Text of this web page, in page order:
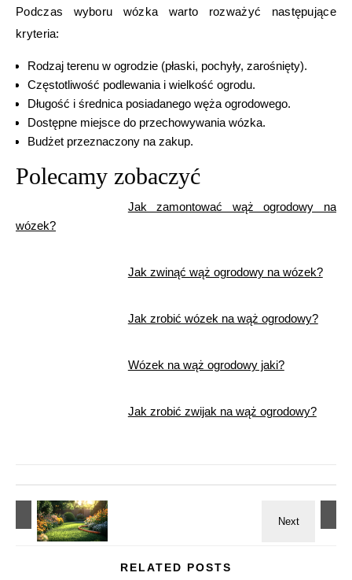
Podczas wyboru wózka warto rozważyć następujące
kryteria:
Rodzaj terenu w ogrodzie (płaski, pochyły, zarośnięty).
Częstotliwość podlewania i wielkość ogrodu.
Długość i średnica posiadanego węża ogrodowego.
Dostępne miejsce do przechowywania wózka.
Budżet przeznaczony na zakup.
Polecamy zobaczyć
Jak zamontować wąż ogrodowy na
wózek?
Jak zwinąć wąż ogrodowy na wózek?
Jak zrobić wózek na wąż ogrodowy?
Wózek na wąż ogrodowy jaki?
Jak zrobić zwijak na wąż ogrodowy?
RELATED POSTS